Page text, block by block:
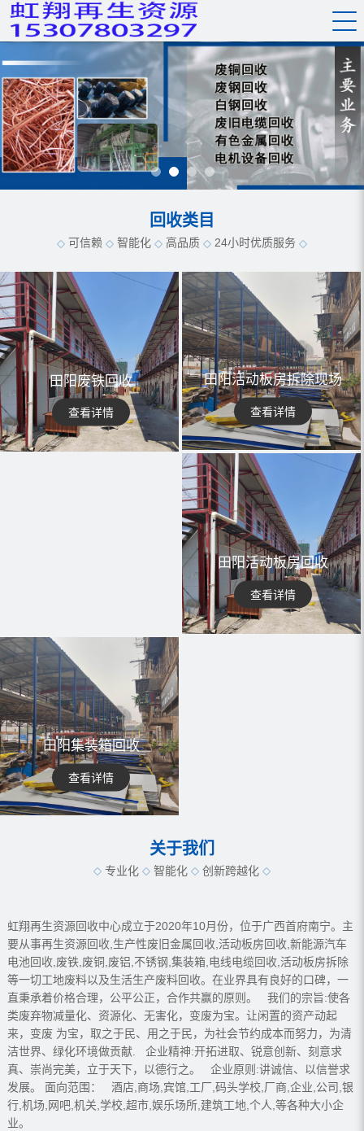
回收类目
可信赖 智能化 高品质 24小时优质服务
田阳废铁回收
查看详情
田阳活动板房拆除现场
查看详情
田阳活动板房回收
查看详情
田阳集装箱回收
查看详情
关于我们
专业化 智能化 创新跨越化
虹翔再生资源回收中心成立于2020年10月份，位于广西首府南宁。主
要从事再生资源回收,生产性废旧金属回收,活动板房回收,新能源汽车
电池回收,废铁,废铜,废铝,不锈钢,集装箱,电线电缆回收,活动板房拆除
等一切工地废料以及生活生产废料回收。在业界具有良好的口碑，一
直秉承着价格合理，公平公正，合作共赢的原则。 我们的宗旨:使各
类废弃物减量化、资源化、无害化，变废为宝。让闲置的资产动起
来，变废 为宝，取之于民、用之于民，为社会节约成本而努力，为清
洁世界、绿化环境做贡献. 企业精神:开拓进取、锐意创新、刻意求
真、崇尚完美，立于天下，以德行之。 企业原则:讲诚信、以信誉求
发展。 面向范围： 酒店,商场,宾馆,工厂,码头学校,厂商,企业,公司,银
行,机场,网吧,机关,学校,超市,娱乐场所,建筑工地,个人,等各种大小企
业。